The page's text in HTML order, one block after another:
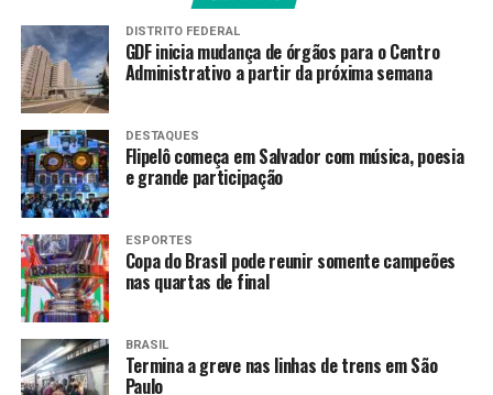
A delegação brasileira em Finsterau conta ainda com os
atletas Elena Sena, Guilherme Rocha, Wesley dos Santos,
Wellington Silva e Robelson Lula. Eles buscam somar
pontos para assegurar vaga na lista de convocação para
os Jogos Paralímpicos de Inverno de Cortina e Milão
(Itália), no período de 6 a 15 de março.
As disputas da competição retornam no sábado e
domingo, com as provas de sprint/velocidade de 1km e
revezamento, respectivamente.
Fonte:Agência Brasil
DISTRITO FEDERAL
GDF inicia mudança de órgãos para o Centro
Administrativo a partir da próxima semana
DESTAQUES
Flipelô começa em Salvador com música, poesia
e grande participação
ESPORTES
Copa do Brasil pode reunir somente campeões
nas quartas de final
BRASIL
Termina a greve nas linhas de trens em São
Paulo